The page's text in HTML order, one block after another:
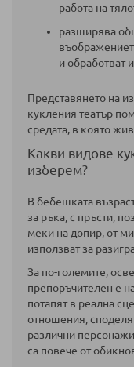
работа на
разширява
и обработват
Представянето на
кукления театър
средата, в която
Какви видове
изберем?
В бебешката
за ръка, с пръсти,
меки на допир, от
използват за
За по-големите,
препоръчителен е
потапят в реална
отношения,
различни
са повече от